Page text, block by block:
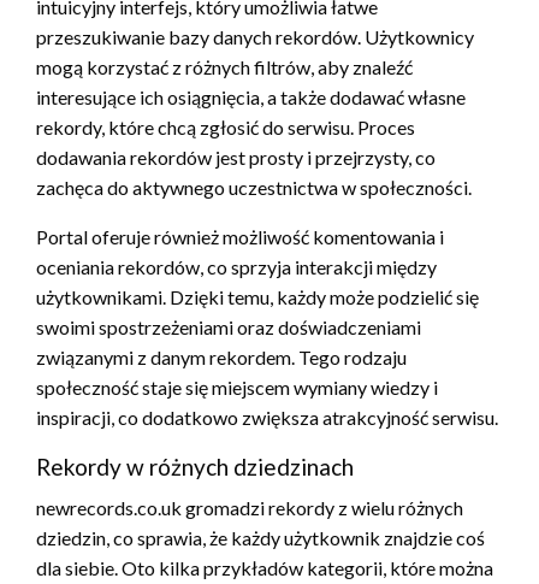
intuicyjny interfejs, który umożliwia łatwe
przeszukiwanie bazy danych rekordów. Użytkownicy
mogą korzystać z różnych filtrów, aby znaleźć
interesujące ich osiągnięcia, a także dodawać własne
rekordy, które chcą zgłosić do serwisu. Proces
dodawania rekordów jest prosty i przejrzysty, co
zachęca do aktywnego uczestnictwa w społeczności.
Portal oferuje również możliwość komentowania i
oceniania rekordów, co sprzyja interakcji między
użytkownikami. Dzięki temu, każdy może podzielić się
swoimi spostrzeżeniami oraz doświadczeniami
związanymi z danym rekordem. Tego rodzaju
społeczność staje się miejscem wymiany wiedzy i
inspiracji, co dodatkowo zwiększa atrakcyjność serwisu.
Rekordy w różnych dziedzinach
newrecords.co.uk gromadzi rekordy z wielu różnych
dziedzin, co sprawia, że każdy użytkownik znajdzie coś
dla siebie. Oto kilka przykładów kategorii, które można